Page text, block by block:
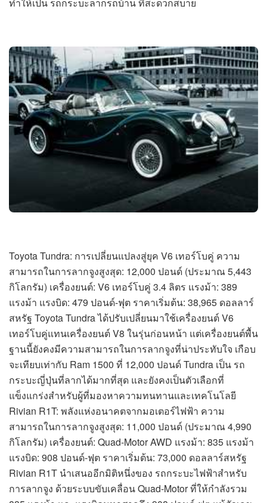
Toyota Tundra: การเปลี่ยนแปลงสู่ยุค V6 เทอร์โบคู่ ความ
สามารถในการลากจูงสูงสุด: 12,000 ปอนด์ (ประมาณ 5,443
กิโลกรัม) เครื่องยนต์: V6 เทอร์โบคู่ 3.4 ลิตร แรงม้า: 389
แรงม้า แรงบิด: 479 ปอนด์-ฟุต ราคาเริ่มต้น: 38,965 ดอลลาร์
สหรัฐ Toyota Tundra ได้ปรับเปลี่ยนมาใช้เครื่องยนต์ V6
เทอร์โบคู่แทนเครื่องยนต์ V8 ในรุ่นก่อนหน้า แต่เครื่องยนต์พื้น
ฐานนี้ยังคงมีความสามารถในการลากจูงที่น่าประทับใจ เกือบ
จะเทียบเท่ากับ Ram 1500 ที่ 12,000 ปอนด์ Tundra เป็น รถ
กระบะญี่ปุ่นที่ลากได้มากที่สุด และยังคงเป็นตัวเลือกที่
แข็งแกร่งสำหรับผู้ที่มองหาความทนทานและเทคโนโลยี
Rivian R1T: พลังแห่งอนาคตจากมอเตอร์ไฟฟ้า ความ
สามารถในการลากจูงสูงสุด: 11,000 ปอนด์ (ประมาณ 4,990
กิโลกรัม) เครื่องยนต์: Quad-Motor AWD แรงม้า: 835 แรงม้า
แรงบิด: 908 ปอนด์-ฟุต ราคาเริ่มต้น: 73,000 ดอลลาร์สหรัฐ
Rivian R1T นำเสนออีกมิติหนึ่งของ รถกระบะไฟฟ้าสำหรับ
การลากจูง ด้วยระบบขับเคลื่อน Quad-Motor ที่ให้กำลังรวม